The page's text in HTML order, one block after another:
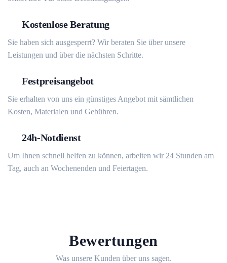
Kostenlose Beratung
Sie haben sich ausgesperrt? Wir beraten Sie über unsere
Leistungen und über die nächsten Schritte.
Festpreisangebot
Sie erhalten von uns ein günstiges Angebot mit sämtlichen
Kosten, Materialen und Gebühren.
24h-Notdienst
Um Ihnen schnell helfen zu können, arbeiten wir 24 Stunden am
Tag, auch an Wochenenden und Feiertagen.
Bewertungen
Was unsere Kunden über uns sagen.